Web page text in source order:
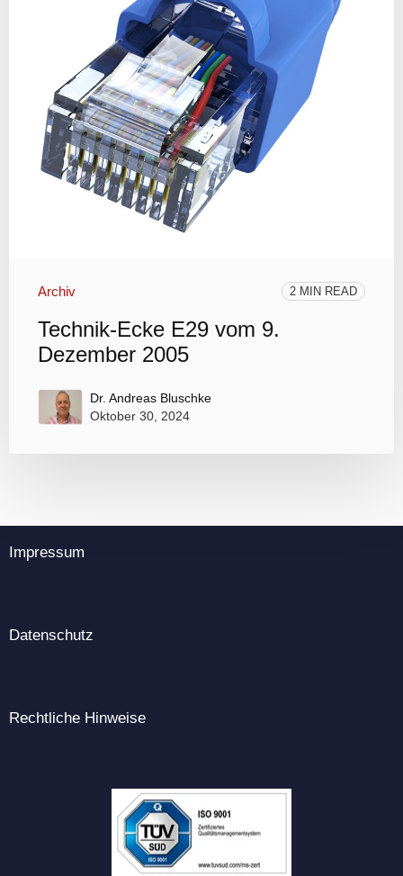
Archiv 2 MIN READ
Technik-Ecke E29 vom 9.
Dezember 2005
Dr. Andreas Bluschke
Oktober 30, 2024
Impressum
Datenschutz
Rechtliche Hinweise